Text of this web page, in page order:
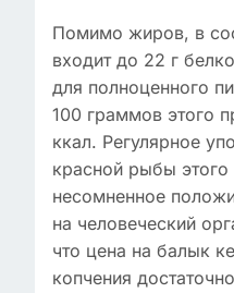
Помимо жиров, в
входит до 22 г
для полноценного
100 граммов этого
ккал. Регулярное
красной рыбы этого
несомненное
на человеческий
что цена на балык
копчения